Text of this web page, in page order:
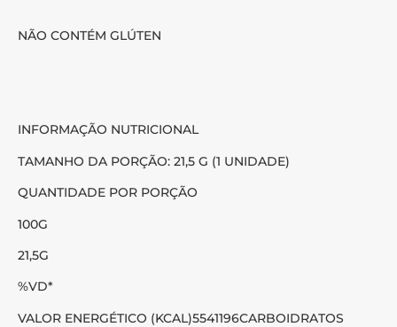
NÃO CONTÉM GLÚTEN
INFORMAÇÃO NUTRICIONAL
TAMANHO DA PORÇÃO: 21,5 G (1 UNIDADE)
QUANTIDADE POR PORÇÃO
100G
21,5G
%VD*
VALOR ENERGÉTICO (KCAL)5541196CARBOIDRATOS